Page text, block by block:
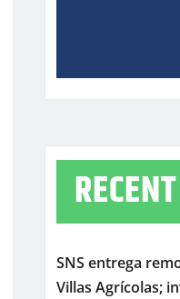
SNS entrega
Villas Agrícolas;